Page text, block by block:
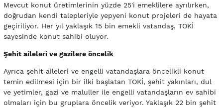
Mevcut konut üretimlerinin yüzde 25'i emeklilere ayrılırken,
doğrudan kendi talepleriyle yepyeni konut projeleri de hayata
geçiriliyor. Her yıl yaklaşık 15 bin emekli vatandaş, TOKİ
sayesinde konut sahibi oluyor.
Şehit aileleri ve gazilere öncelik
Ayrıca şehit aileleri ve engelli vatandaşlara öncelikli konut
temin edilmesi için bir ilki başlatan TOKİ, şehit yakınları, dul
ve yetimler, gazi ve maluller ile engelli vatandaşların ev sahibi
olmaları için bu gruplara öncelik veriyor. Yaklaşık 22 bin şehit